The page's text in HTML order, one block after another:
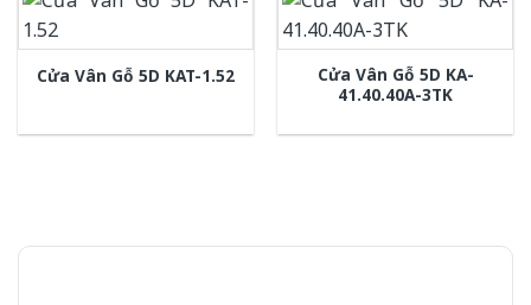
Cửa Vân Gỗ 5D KAT-1.52
Cửa Vân Gỗ 5D KA-
41.40.40A-3TK